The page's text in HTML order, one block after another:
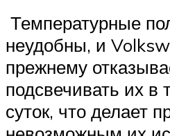
Температурные
неудобны, и
прежнему
подсвечивать их в
суток, что делает